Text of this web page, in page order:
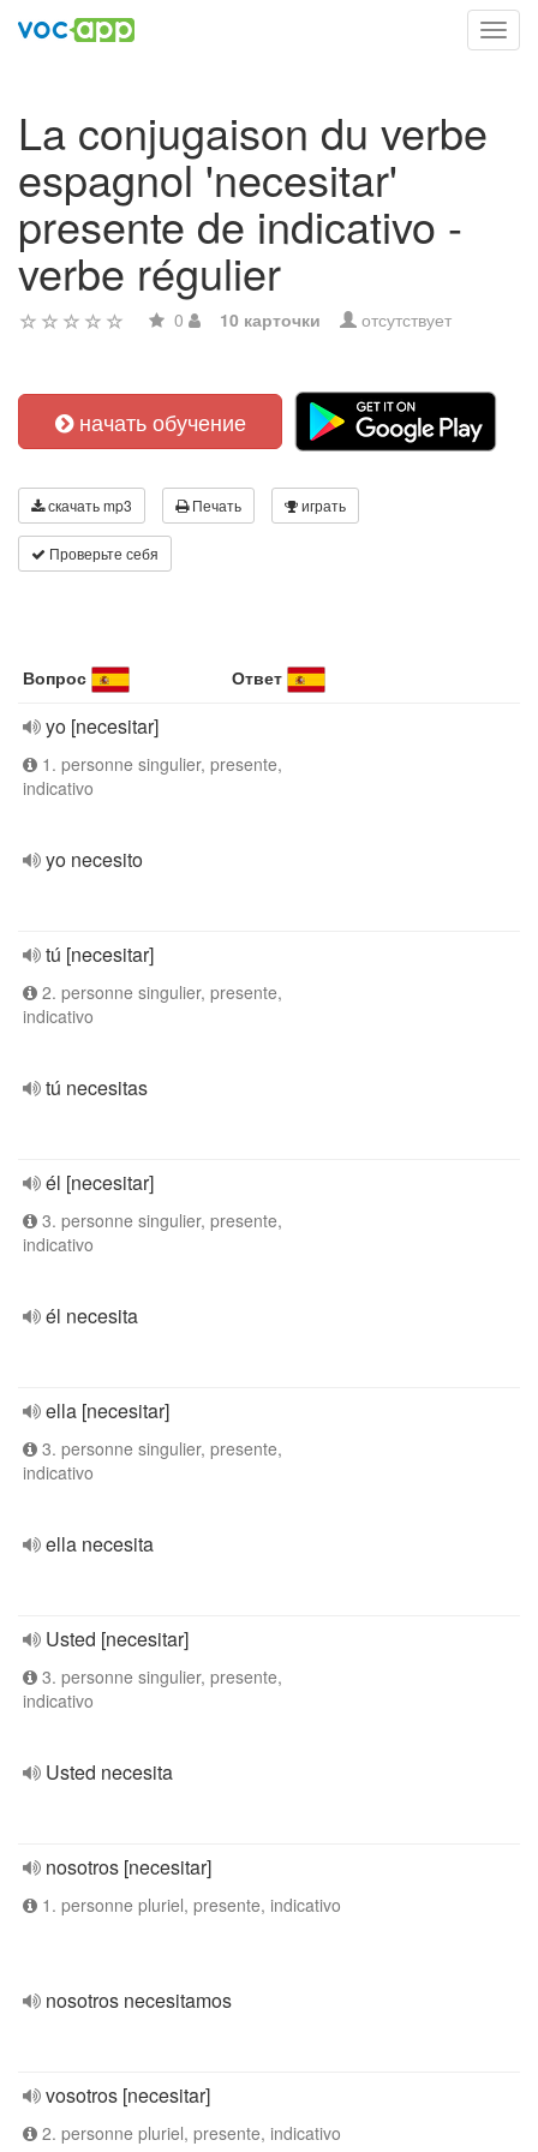
La conjugaison du verbe
espagnol 'necesitar'
presente de indicativo -
verbe régulier
0 10 карточки отсутствует
начать обучение
скачать mp3 Печать играть
Проверьте себя
Вопрос Ответ
yo [necesitar]
1. personne singulier, presente,
indicativo
yo necesito
tú [necesitar]
2. personne singulier, presente,
indicativo
tú necesitas
él [necesitar]
3. personne singulier, presente,
indicativo
él necesita
ella [necesitar]
3. personne singulier, presente,
indicativo
ella necesita
Usted [necesitar]
3. personne singulier, presente,
indicativo
Usted necesita
nosotros [necesitar]
1. personne pluriel, presente, indicativo
nosotros necesitamos
vosotros [necesitar]
2. personne pluriel, presente, indicativo